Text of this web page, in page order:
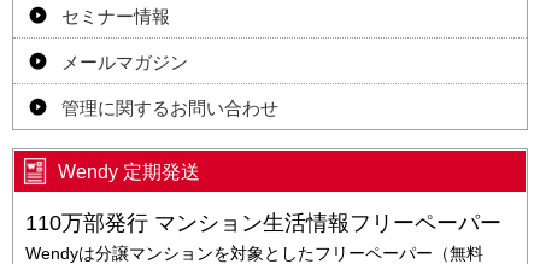
セミナー情報
メールマガジン
管理に関するお問い合わせ
Wendy 定期発送
110万部発行 マンション生活情報フリーペーパー
Wendyは分譲マンションを対象としたフリーペーパー（無料